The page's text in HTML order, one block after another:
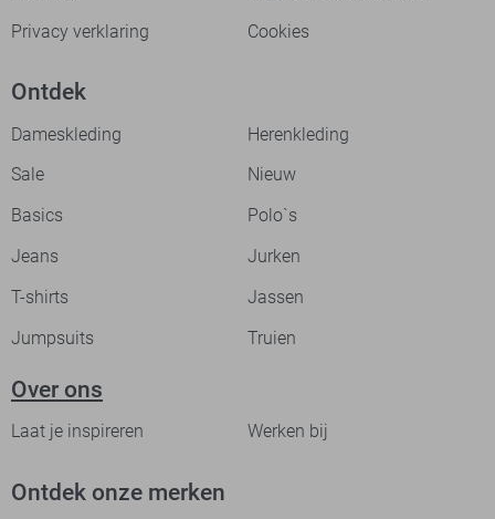
Privacy verklaring
Cookies
Ontdek
Dameskleding
Herenkleding
Sale
Nieuw
Basics
Polo`s
Jeans
Jurken
T-shirts
Jassen
Jumpsuits
Truien
Over ons
Laat je inspireren Werken bij
Ontdek onze merken